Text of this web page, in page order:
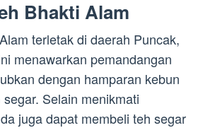
Bhakti Alam
terletak di daerah Puncak,
menawarkan pemandangan
dengan hamparan kebun
Selain menikmati
juga dapat membeli teh segar